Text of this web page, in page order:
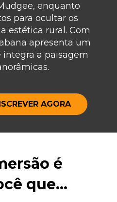
enquanto
para ocultar os
estética rural. Com
apresenta um
a paisagem
AGORA
é
que...